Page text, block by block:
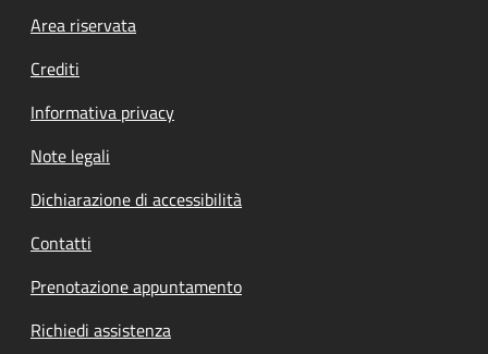
Footer menu
Area riservata
Crediti
Informativa privacy
Note legali
Dichiarazione di accessibilità
Contatti
Prenotazione appuntamento
Richiedi assistenza